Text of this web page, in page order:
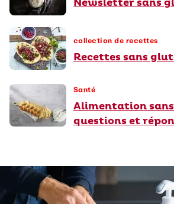
Newsletter sans
collection de recettes
Recettes sans
Santé
Alimentation
questions et